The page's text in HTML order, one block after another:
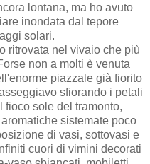
lontana, ma ho avuto
inondata dal tepore
solari.
ritrovata nel vivaio che più
non a molti è venuta
piazzale già fiorito
sfiorando i petali
sole del tramonto,
sistemate poco
di vasi, sottovasi e
cuori di vimini decorati